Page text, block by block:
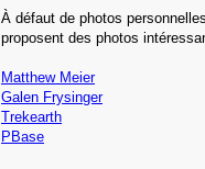
À défaut de photos
proposent des photos
Matthew Meier
Galen Frysinger
Trekearth
PBase